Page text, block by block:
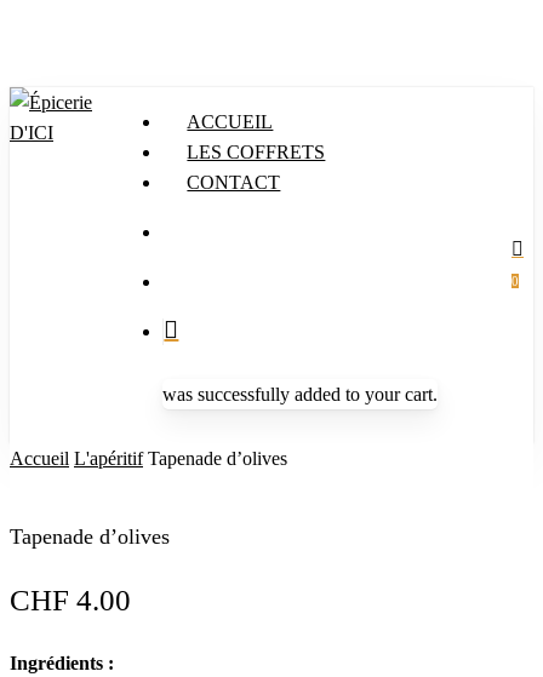
main
content
0
ACCUEIL
LES COFFRETS
CONTACT
was successfully added to your cart.
Accueil L'apéritif Tapenade d’olives
Tapenade d’olives
CHF 4.00
Ingrédients :